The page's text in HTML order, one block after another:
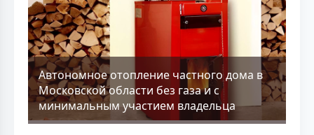
Aвтономное отопление частного дома в
Московской области без газа и с
минимальным участием владельца